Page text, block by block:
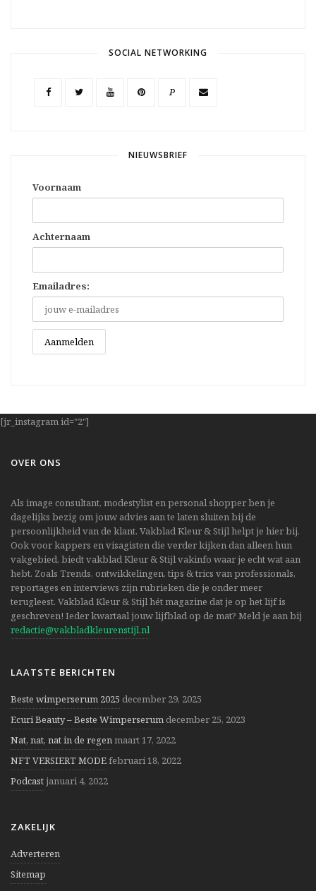
SOCIAL NETWORKING
P
NIEUWSBRIEF
Voornaam
Achternaam
Emailadres:
[jr_instagram id="2"]
OVER ONS
Als image consultant, modestylist en personal shopper ben je
dagelijks bezig om jouw advies aan te laten sluiten bij de
persoonlijkheid van de klant. Vakblad Kleur & Stijl helpt je hier bij.
Ook voor kappers en visagisten die verder kijken dan alleen hun
vakgebied, biedt vakblad Kleur & Stijl vakinfo waar je echt wat aan
hebt. Zoals Trends, ontwikkelingen, tips & trics van professionals,
reportages en interviews zijn rubrieken die je onder meer
terugleest. Vakblad Kleur & Stijl hét magazine dat je op het lijf is
geschreven! Ieder kwartaal jouw lijfblad op de mat? Meld je aan bij
redactie@vakbladkleurenstijl.nl
LAATSTE BERICHTEN
Beste wimperserum 2025 december 29, 2025
Ecuri Beauty – Beste Wimperserum december 25, 2023
Nat, nat, nat in de regen maart 17, 2022
NFT VERSIERT MODEfebruari 18, 2022
Podcastjanuari 4, 2022
ZAKELIJK
Adverteren
Sitemap